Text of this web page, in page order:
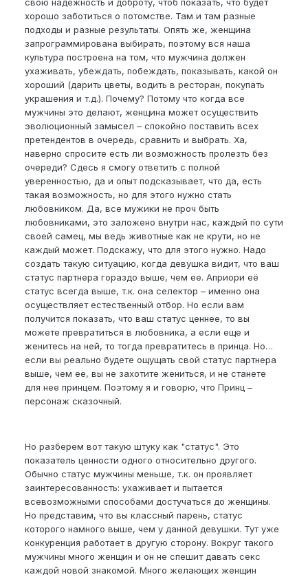
хорошо заботиться о потомстве. Там и там разные
подходы и разные результаты. Опять же, женщина
запрограммирована выбирать, поэтому вся наша
культура построена на том, что мужчина должен
ухаживать, убеждать, побеждать, показывать, какой он
хороший (дарить цветы, водить в ресторан, покупать
украшения и т.д.). Почему? Потому что когда все
мужчины это делают, женщина может осуществить
эволюционный замысел – спокойно поставить всех
претендентов в очередь, сравнить и выбрать. Ха,
наверно спросите есть ли возможность пролезть без
очереди? Сдесь я смогу ответить с полной
уверенностью, да и опыт подсказывает, что да, есть
такая возможность, но для этого нужно стать
любовником. Да, все мужики не проч быть
любовниками, это заложено внутри нас, каждый по сути
своей самец, мы ведь животные как не крути, но не
каждый может. Подскажу, что для этого нужно. Надо
создать такую ситуацию, когда девушка видит, что ваш
статус партнера гораздо выше, чем ее. Априори её
статус всегда выше, т.к. она селектор – именно она
осуществляет естественный отбор. Но если вам
получится показать, что ваш статус ценнее, то вы
можете превратиться в любовника, а если еще и
женитесь на ней, то тогда превратитесь в принца. Но…
если вы реально будете ощущать свой статус партнера
выше, чем ее, вы не захотите жениться, и не станете
для нее принцем. Поэтому я и говорю, что Принц –
персонаж сказочный.
Но разберем вот такую штуку как "статус". Это
показатель ценности одного относительно другого.
Обычно статус мужчины меньше, т.к. он проявляет
заинтересованность: ухаживает и пытается
всевозможными способами достучаться до женщины.
Но представим, что вы классный парень, статус
которого намного выше, чем у данной девушки. Тут уже
конкуренция работает в другую сторону. Вокруг такого
мужчины много женщин и он не спешит давать секс
каждой новой знакомой. Много желающих женщин